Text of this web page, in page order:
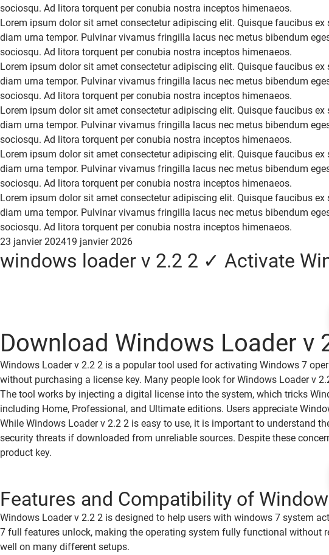
sociosqu. Ad litora torquent per conubia nostra inceptos himenaeos.
Lorem ipsum dolor sit amet consectetur adipiscing elit. Quisque faucibus
diam urna tempor. Pulvinar vivamus fringilla lacus nec metus bibendum
sociosqu. Ad litora torquent per conubia nostra inceptos himenaeos.
Lorem ipsum dolor sit amet consectetur adipiscing elit. Quisque faucibus
diam urna tempor. Pulvinar vivamus fringilla lacus nec metus bibendum
sociosqu. Ad litora torquent per conubia nostra inceptos himenaeos.
Lorem ipsum dolor sit amet consectetur adipiscing elit. Quisque faucibus
diam urna tempor. Pulvinar vivamus fringilla lacus nec metus bibendum
sociosqu. Ad litora torquent per conubia nostra inceptos himenaeos.
Lorem ipsum dolor sit amet consectetur adipiscing elit. Quisque faucibus
diam urna tempor. Pulvinar vivamus fringilla lacus nec metus bibendum
sociosqu. Ad litora torquent per conubia nostra inceptos himenaeos.
Lorem ipsum dolor sit amet consectetur adipiscing elit. Quisque faucibus
diam urna tempor. Pulvinar vivamus fringilla lacus nec metus bibendum
sociosqu. Ad litora torquent per conubia nostra inceptos himenaeos.
Posted
on
23 janvier 202419 janvier 2026
windows loader v 2.2 2 ✓ Activate
Download Windows Loader
Windows Loader v 2.2 2 is a popular tool used for activating Windows 7
without purchasing a license key. Many people look for Windows Loader v
The tool works by injecting a digital license into the system, which tricks
including Home, Professional, and Ultimate editions. Users appreciate
While Windows Loader v 2.2 2 is easy to use, it is important to understand
security threats if downloaded from unreliable sources. Despite these
product key.
Features and Compatibility of
Windows Loader v 2.2 2 is designed to help users with windows 7 system
7 full features unlock, making the operating system fully functional without
well on many different setups.